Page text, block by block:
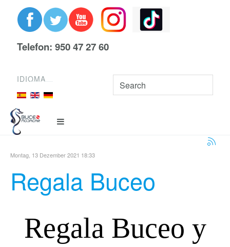
Telefon: 950 47 27 60
IDIOMA
Montag, 13 Dezember 2021 18:33
Regala Buceo
Regala Buceo y